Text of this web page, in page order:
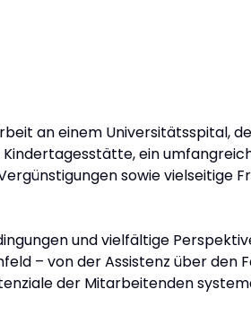
an einem Universitätsspital,
ein
sowie vielseitige
und vielfältige
– von der Assistenz über den
der Mitarbeitenden